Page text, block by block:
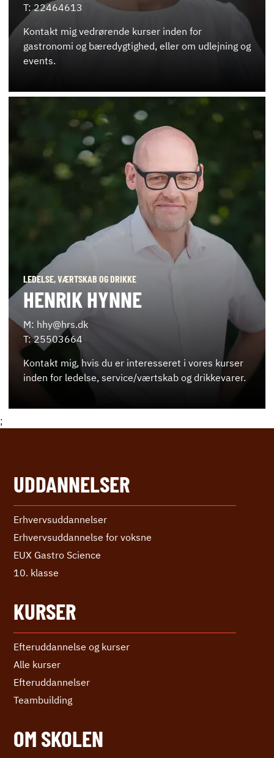
T: 22464613
Kontakt mig vedrørende kurser inden for
gastronomi og bæredygtighed, eller om udlejning og
events.
LEDELSE, VÆRTSKAB OG DRIKKE
HENRIK HYNNE
M: hhy@hrs.dk
T: 25503664
Kontakt mig, hvis du er interesseret i vores kurser
inden for ledelse, service/værtskab og drikkevarer.
;
UDDANNELSER
Erhvervs­uddannelser
Erhvervs­uddannelse ­for voksne
EUX Gastro Science
10. klasse
KURSER
Efteruddannelse og kurser
Alle kurser
Efter­uddannelser
Teambuilding
OM SKOLEN